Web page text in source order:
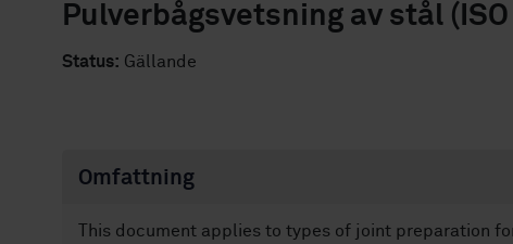
Pulverbågsvetsning av stål
Status: Gällande
Omfattning
This document applies to types of joint preparation